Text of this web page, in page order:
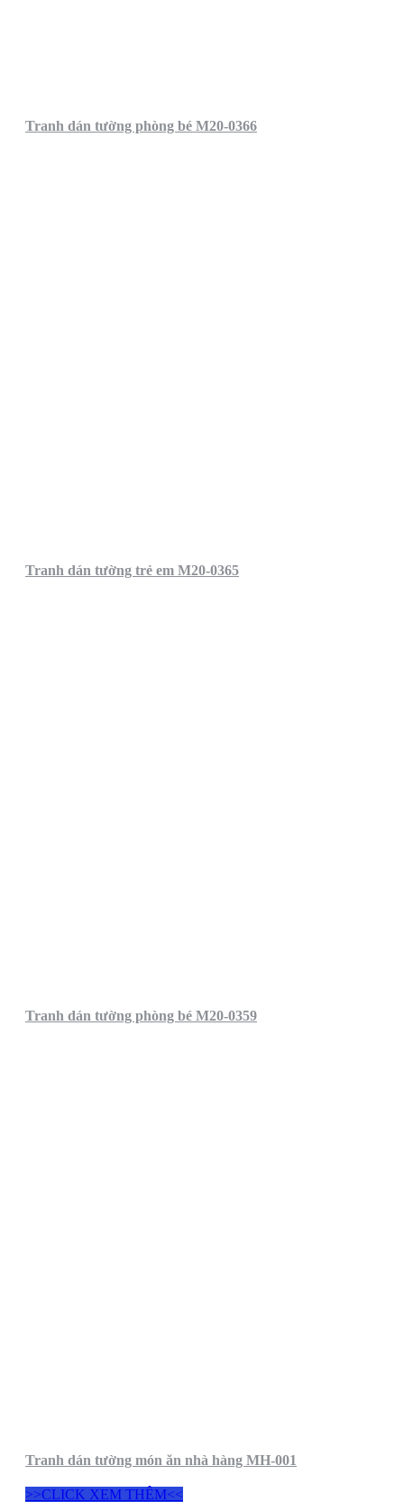
Tranh dán tường phòng bé M20-0366
Tranh dán tường trẻ em M20-0365
Tranh dán tường phòng bé M20-0359
Tranh dán tường món ăn nhà hàng MH-001
>>CLICK XEM THÊM<<